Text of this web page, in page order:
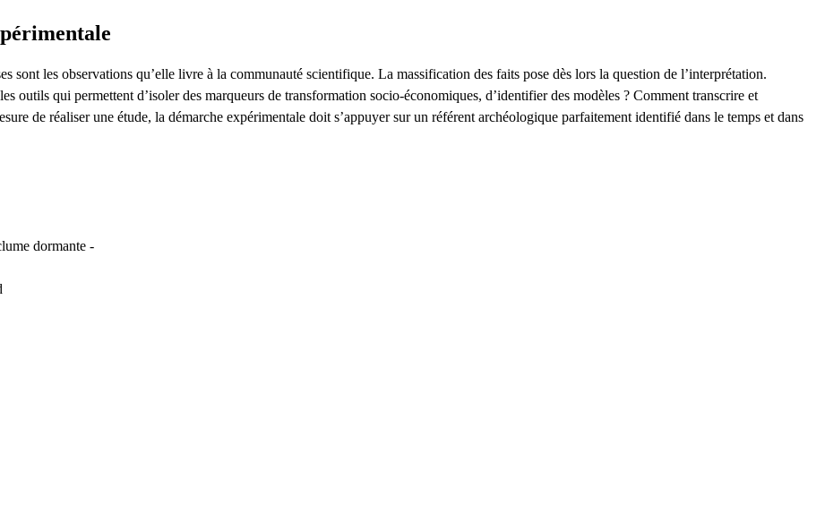
sont les observations qu’elle livre à la communauté scientifique. La massification des faits pose dès lors la question de l’interprétation.
outils qui permettent d’isoler des marqueurs de transformation socio-économiques, d’identifier des modèles ? Comment transcrire et
de réaliser une étude, la démarche expérimentale doit s’appuyer sur un référent archéologique parfaitement identifié dans le temps et dans
dormante -